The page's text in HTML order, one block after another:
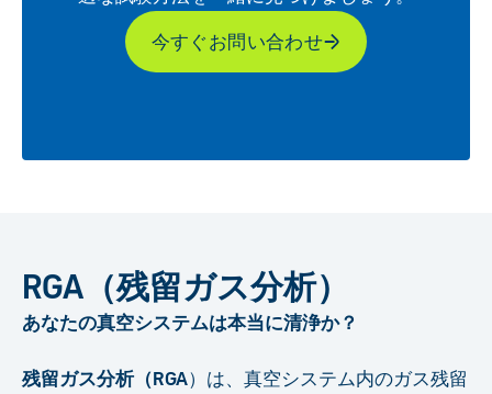
今すぐお問い合わせ
RGA（残留ガス分析）
あなたの真空システムは本当に清浄か？
残留ガス分析（RGA）は、真空システム内のガス残留